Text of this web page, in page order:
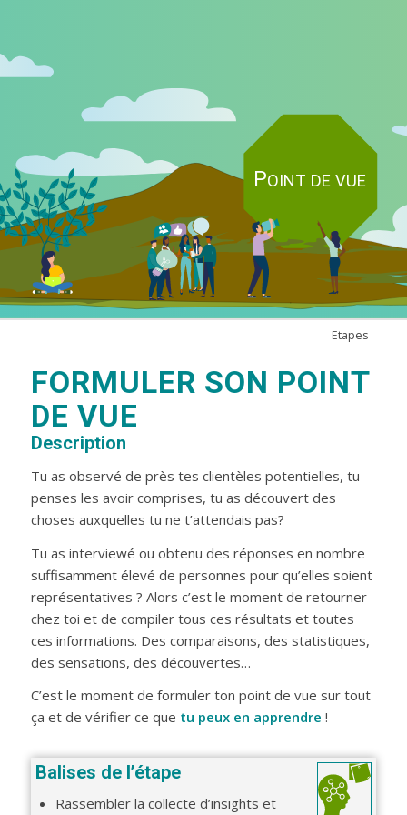
Etapes
FORMULER SON POINT
DE VUE
Description
Tu as observé de près tes clientèles potentielles, tu
penses les avoir comprises, tu as découvert des
choses auxquelles tu ne t’attendais pas?
Tu as interviewé ou obtenu des réponses en nombre
suffisamment élevé de personnes pour qu’elles soient
représentatives ? Alors c’est le moment de retourner
chez toi et de compiler tous ces résultats et toutes
ces informations. Des comparaisons, des statistiques,
des sensations, des découvertes…
C’est le moment de formuler ton point de vue sur tout
ça et de vérifier ce que tu peux en apprendre !
Balises de l’étape
Rassembler la collecte d’insights et